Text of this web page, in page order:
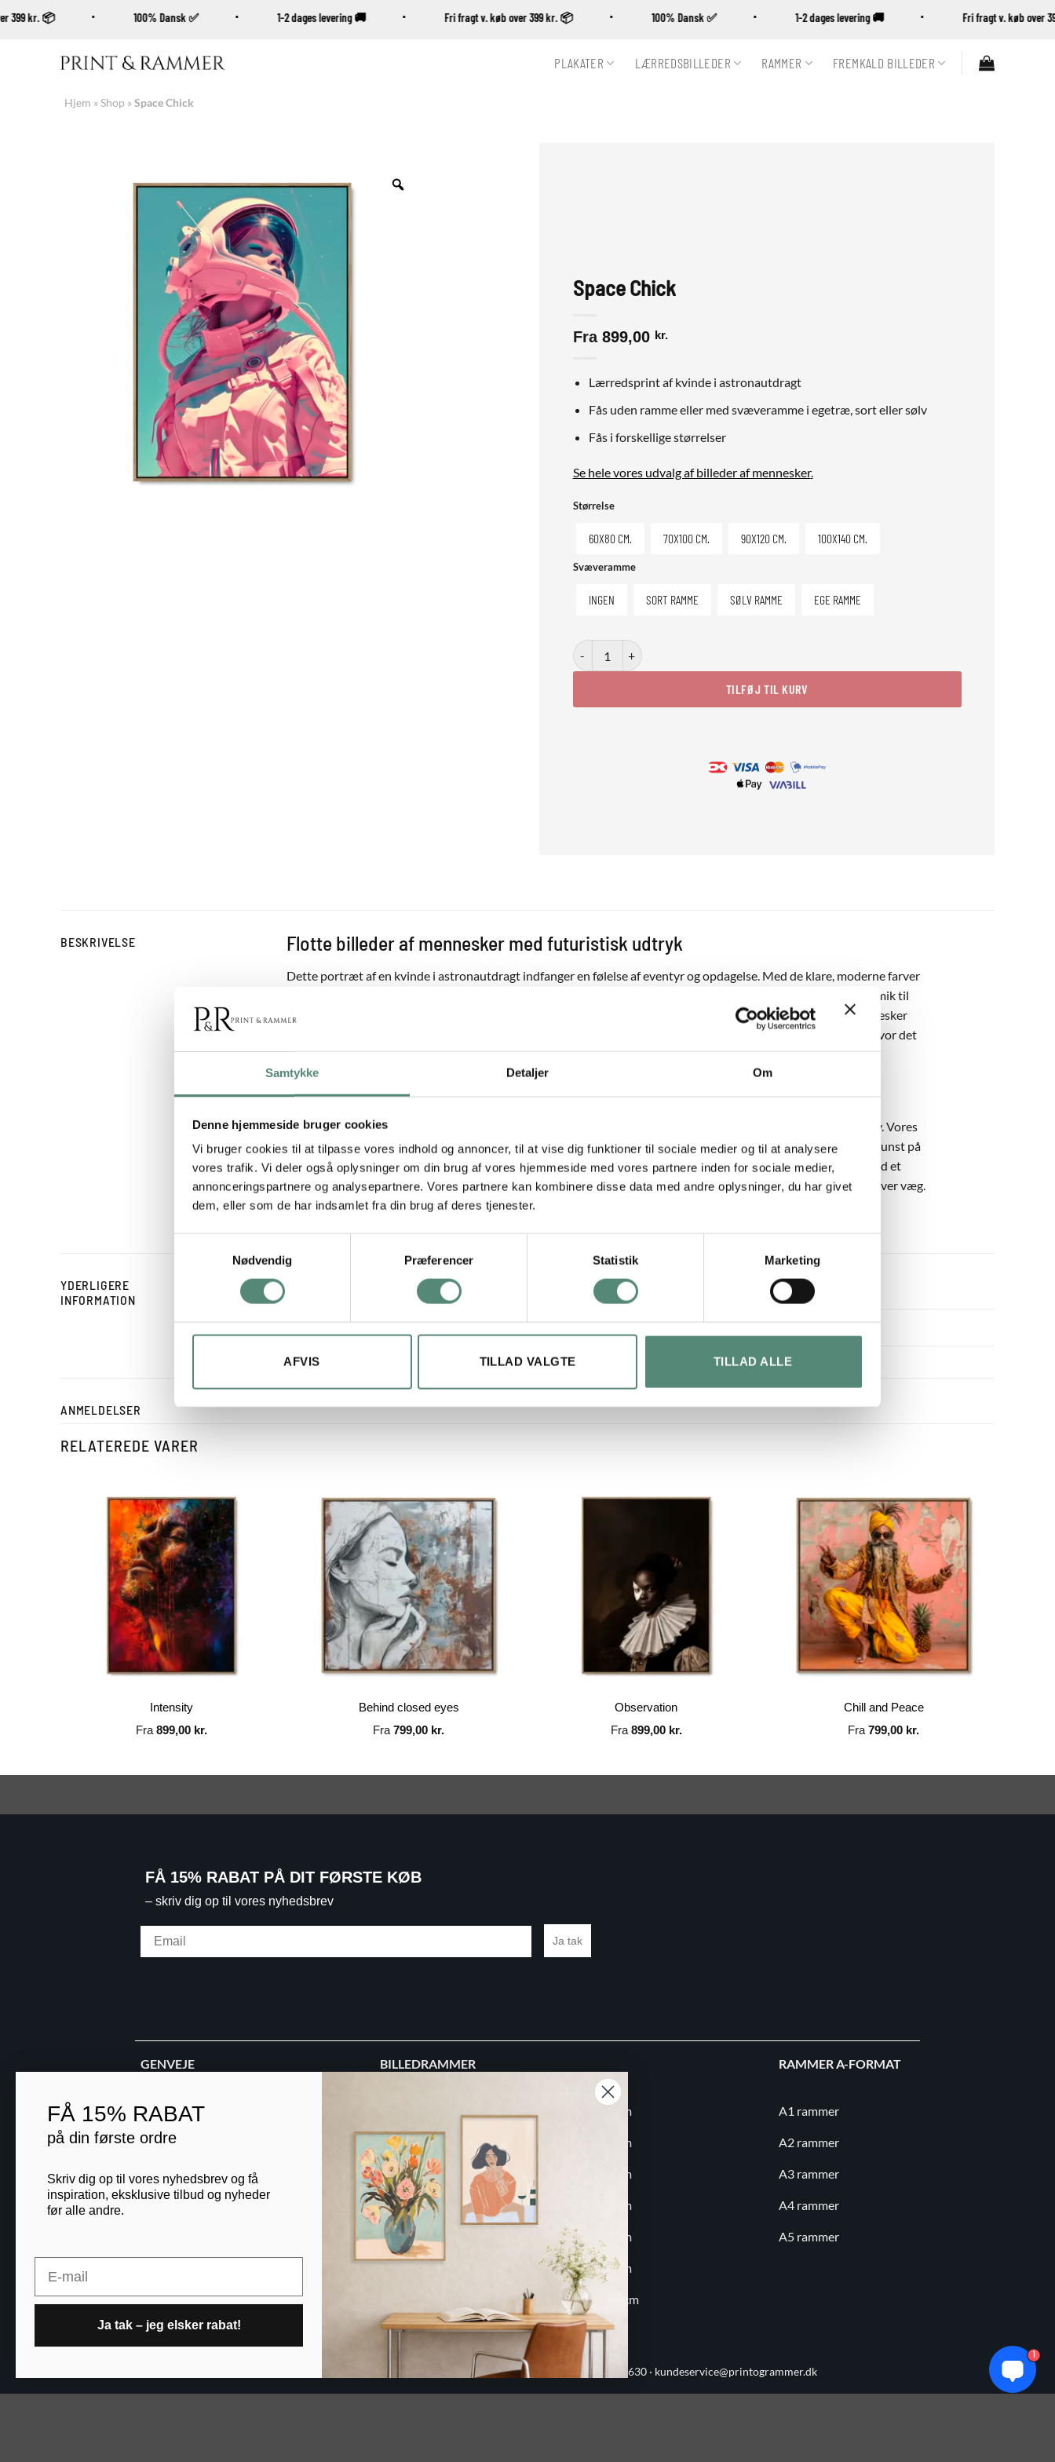
Samtykke Detaljer Om
Denne hjemmeside bruger cookies
Vi bruger cookies til at tilpasse vores indhold og annoncer, til at vise dig funktioner til sociale medier og til at analysere
vores trafik. Vi deler også oplysninger om din brug af vores hjemmeside med vores partnere inden for sociale medier,
annonceringspartnere og analysepartnere. Vores partnere kan kombinere disse data med andre oplysninger, du har givet
dem, eller som de har indsamlet fra din brug af deres tjenester.
Nødvendig
Præferencer Statistik Marketing
AFVIS TILLAD VALGTE TILLAD ALLE
399 kr. 📦 100% Dansk ✅ 1-2 dages levering 🚚 Fri fragt v. køb over 399 kr. 📦 100% Dansk ✅ 1-2 dages levering 🚚 Fri fragt v. køb
PLAKATER LÆRREDSBILLEDER RAMMER FREMKALD BILLEDER
Hjem »Shop »Space Chick
Space Chick
Fra 899,00 kr.
Lærredsprint af kvinde i astronautdragt
Fås uden ramme eller med svæveramme i egetræ, sort eller sølv
Fås i forskellige størrelser
Se hele vores udvalg af billeder af mennesker.
Størrelse
60X80 CM. 70X100 CM. 90X120 CM. 100X140 CM.
Svæveramme
INGEN SORT RAMME SØLV RAMME EGE RAMME
Space Chick antal
TILFØJ TIL KURV
BESKRIVELSE Flotte billeder af mennesker med futuristisk udtryk
Dette portræt af en kvinde i astronautdragt indfanger en følelse af eventyr og opdagelse. Med de klare, moderne farver
og den futuristiske indramning står dette lærredsprint som et unikt stykke kunst, der kan tilføje energi og dynamik til
ethvert rum. Kunst på lærred som dette skaber en fortælling om udforskning og drømme, hvor billeder af mennesker
ikke blot viser personligheder, men også rejser ind i det ukendte. Det passer godt ind i en moderne indretning, hvor det
vil fungere som en stærk visuel reference til teknologi og menneskets nysgerrighed.
Lærredsbilleder med svæveramme eller uden ramme
Dette portræt printet på lærred fås både uden ramme eller med en elegant svæveramme i egetræ, sort eller sølv. Vores
lærredsprinter af høj kvalitet og bevarer de skarpe detaljer og klare farver i mange år. Hvis du er på udkig efter kunst på
lærred, der både udfordrer det traditionelle og inspirerer til refleksion, vil dette portræt være et oplagt valg. Med et
fokus på billeder af mennesker i unikke og interessante situationer tilfører dette værk et futuristisk præg til enhver væg.
YDERLIGERE
INFORMATION
STØRRELSE 60×80 cm., 70×100 cm., 90×120 cm., 100×140 cm.
SVÆVERAMME
ANMELDELSER
RELATEREDE VARER
Intensity
Fra 899,00 kr.
Behind closed eyes
Fra799,00 kr.
Observation
Fra 899,00 kr.
Chill and Peace
Fra799,00 kr.
FÅ 15% RABAT PÅ DIT FØRSTE KØB
– skriv dig op til vores nyhedsbrev
Ja tak
GENVEJE
Plakater
Lærredsbilleder
Print på lærred
B2B
BILLEDRAMMER
10x15 cm
13x18 cm
18x24 cm
20x20 cm
20x30 cm
30x40 cm
30x45 cm
40x40 cm
40x50 cm
50x70 cm
60x80 cm
70x100 cm
RAMMER A-FORMAT
A1 rammer
A2 rammer
A3 rammer
A4 rammer
A5 rammer
Printogrammer.dk · Navervej 21 · 8382 Hinnerup · CVR 40736166 · (+45) 8844 1630 · kundeservice@printogrammer.dk
1
FÅ 15% RABAT
på din første ordre
Skriv dig op til vores nyhedsbrev og få
inspiration, eksklusive tilbud og nyheder
før alle andre.
Ja tak – jeg elsker rabat!